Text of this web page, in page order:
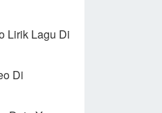
Lirik Lagu Di
Di